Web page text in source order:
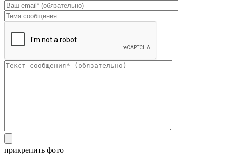
прикрепить фото